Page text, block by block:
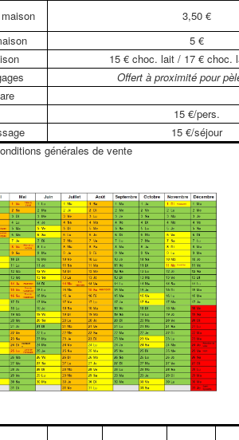
3,50 €
5 €
15 € choc. lait / 17 € choc.
Offert à proximité pour
15 €/pers.
15 €/séjour
générales de vente